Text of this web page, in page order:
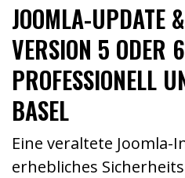
JOOMLA-UPDATE
VERSION 5 ODER
PROFESSIONELL
BASEL
Eine veraltete
erhebliches